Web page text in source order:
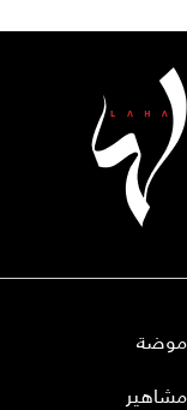
موضة
مشاهير